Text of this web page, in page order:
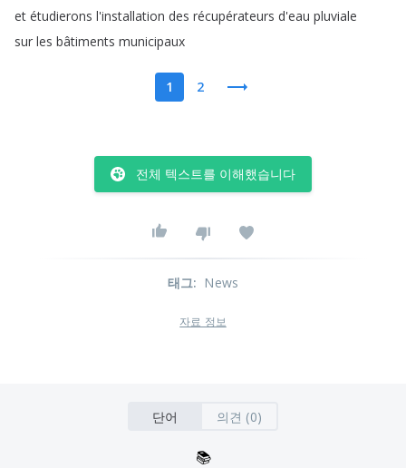
et étudierons l'installation des récupérateurs d'eau pluviale
sur les bâtiments municipaux
1 2
전체 텍스트를 이해했습니다
태그: News
자료 정보
단어 의견 (0)
📚